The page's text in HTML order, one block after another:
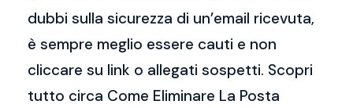
dubbi sulla sicurezza di un’email ricevuta,
è sempre meglio essere cauti e non
cliccare su link o allegati sospetti. Scopri
tutto circa Come Eliminare La Posta